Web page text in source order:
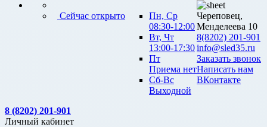
Сейчас открыто
Пн, Ср
08:30-12:00
Вт, Чт
13:00-17:30
Пт
Приема нет
Сб-Вс
Выходной
Череповец,
Менделеева 10
8(8202) 201-901
info@sled35.ru
Заказать звонок
Написать нам
ВКонтакте
8 (8202) 201-901
Личный кабинет